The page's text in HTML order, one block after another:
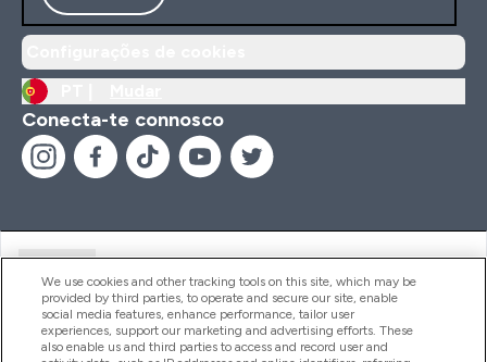
Conecta-te connosco
Produtos
We use cookies and other tracking tools on this site, which may be
provided by third parties, to operate and secure our site, enable
social media features, enhance performance, tailor user
experiences, support our marketing and advertising efforts. These
also enable us and third parties to access and record user and